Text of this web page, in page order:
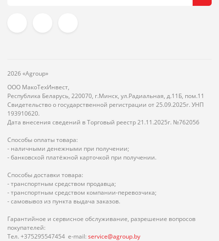
2026 «Agroup»
ООО МакоТехИнвест,
Республика Беларусь, 220070, г.Минск, ул.Радиальная, д.11Б, пом.11
Свидетельство о государственной регистрации от 25.09.2025г. УНП
193910620.
Дата внесения сведений в Торговый реестр 21.11.2025г. №762056
Способы оплаты товара:
- наличными денежными при получении;
- банковской платёжной карточкой при получении.
Способы доставки товара:
- транспортным средством продавца;
- транспортным средством компании-перевозчика;
- самовывоз из пункта выдача заказов.
Гарантийное и сервисное обслуживание, разрешение вопросов
покупателей:
Тел. +375295547454 e-mail: service@agroup.by